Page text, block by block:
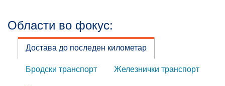
Области во фокус:
Достава до последен километар
Бродски транспорт Железнички транспорт